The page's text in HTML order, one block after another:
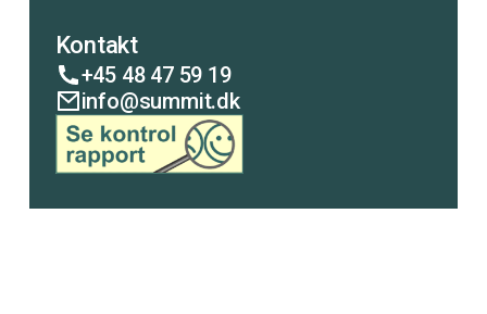
Kontakt
+45 48 47 59 19
info@summit.dk